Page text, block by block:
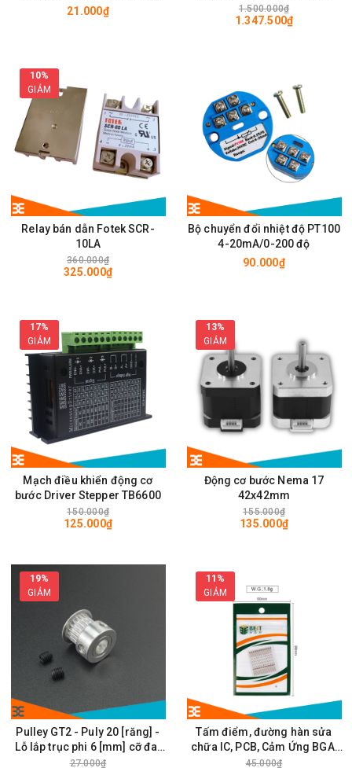
10cm
21.000₫ 1.500.000₫
1.347.500₫
10%
GIẢM
Relay bán dẫn Fotek SCR-
10LA
360.000₫
325.000₫
Bộ chuyển đổi nhiệt độ PT100
4-20mA/0-200 độ
90.000₫
17%
GIẢM
Mạch điều khiển động cơ
bước Driver Stepper TB6600
150.000₫
125.000₫
13%
GIẢM
Động cơ bước Nema 17
42x42mm
155.000₫
135.000₫
19%
GIẢM
Pulley GT2 - Puly 20 [răng] -
Lỗ lắp trục phi 6 [mm] cỡ đai
rộng 6mm
27.000₫
11%
GIẢM
Tấm điểm, đường hàn sửa
chữa IC, PCB, Cảm Ứng BGA,
Vân Tay Điện Thoại, Pad - Best
45.000₫